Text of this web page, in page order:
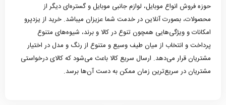
حوزه فروش انواع موبایل، لوازم جانبی موبایل و گستره‌ای دیگر از
محصولات، بصورت آنلاین در خدمت شما عزیزان میباشد. خرید از یزدپرو
امکانات و ویژگی‌هایی همچون تنوع در کالا و برند، شیوه‌های متنوع
پرداخت و انتخاب از میان طیف وسیع و متنوع از رنگ و مدل در اختیار
مشتریان قرار می‌دهد. ارسال سریع کالا باعث می‌شود که کالای درخواستی
مشتریان در سریع‌ترین زمان ممکن به دست آن‌ها برسد.